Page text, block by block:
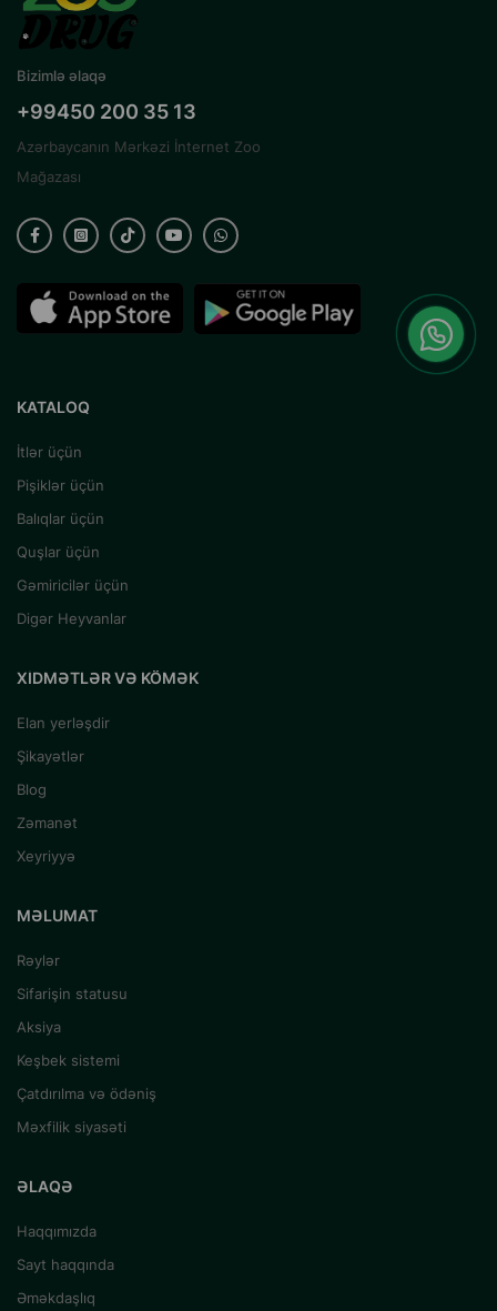
Bizimlə əlaqə
+99450 200 35 13
Azərbaycanın Mərkəzi İnternet Zoo
Mağazası
KATALOQ
İtlər üçün
Pişiklər üçün
Balıqlar üçün
Quşlar üçün
Gəmiricilər üçün
Digər Heyvanlar
XIDMƏTLƏR VƏ KÖMƏK
Elan yerləşdir
Şikayətlər
Blog
Zəmanət
Xeyriyyə
MƏLUMAT
Rəylər
Sifarişin statusu
Aksiya
Keşbek sistemi
Çatdırılma və ödəniş
Məxfilik siyasəti
ƏLAQƏ
Haqqımızda
Sayt haqqında
Əməkdaşlıq